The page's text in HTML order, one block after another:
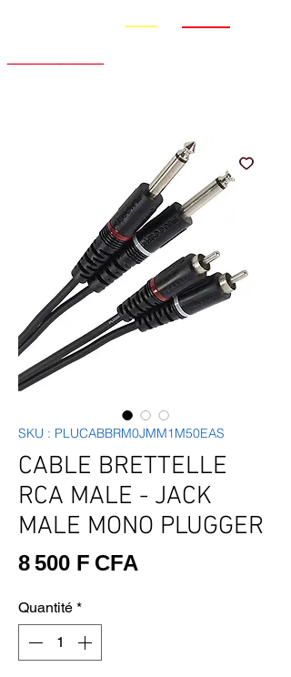
SKU : PLUCABBRM0JMM1M50EAS
CABLE BRETTELLE
RCA MALE - JACK
MALE MONO PLUGGER
8 500 F CFA
Quantité *